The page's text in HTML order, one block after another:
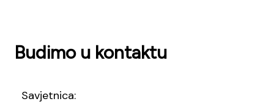
Budimo u kontaktu
Savjetnica: